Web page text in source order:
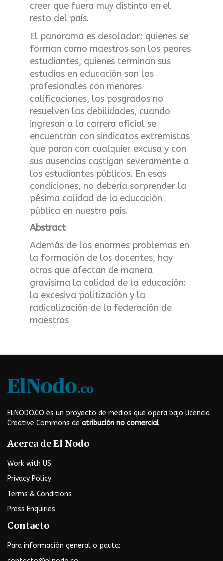
creer que fuera muy distinto en el
resto del país.
El panorama es desolador: quienes se
forman como maestros son los peores
estudiantes, quienes terminan sus
estudios en educación son los
profesionales con menores
calificaciones, los posgrados no
resuelven las debilidades, cuando
ingresan a la carrera oficial se
encuentran con sindicatos extremistas
que paran con cualquier excusa y con
sus ausencias castigan severamente a
los estudiantes públicos. En esas
condiciones, no debería sorprender la
pésima calidad de la educación
pública en nuestro país.
Abstract
Además de los enormes problemas en
la formación de los docentes, hay
otros que afectan de manera
gravísima la calidad de la educación:
la excesiva politización y la
radicalización de la federación de
maestros
ELNODO.CO es un proyecto de medios que opera bajo licencia
Creative Commons de atribución no comercial
Acerca de El Nodo
Work with US
Privacy Policy
Terms & Conditions
Press Enquiries
Contacto
Para información general o pauta: